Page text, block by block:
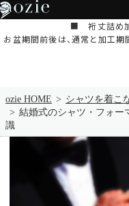
■ 裄丈詰め
お盆期間前後は、通常と加工
ozie HOME
シャツを着こ
結婚式のシャツ・フォー
識